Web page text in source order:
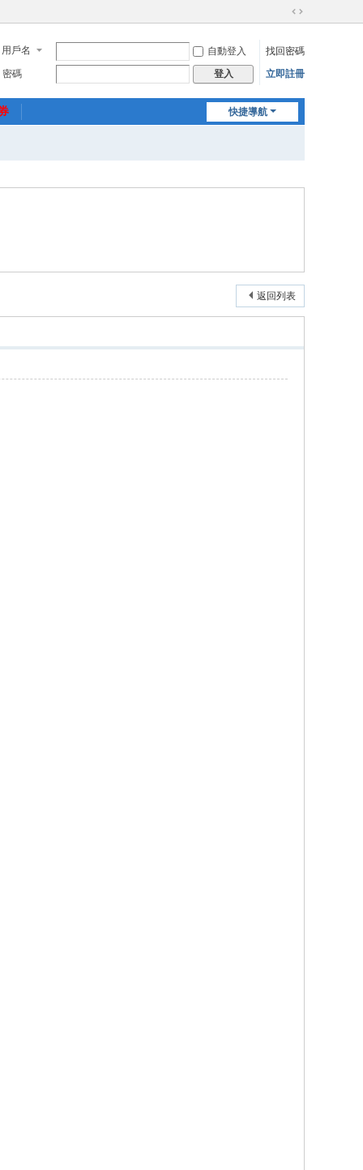
切
到
寬
用戶名 自動登入
找回密碼
密碼
登入 立即註冊
快捷導航
返回列表